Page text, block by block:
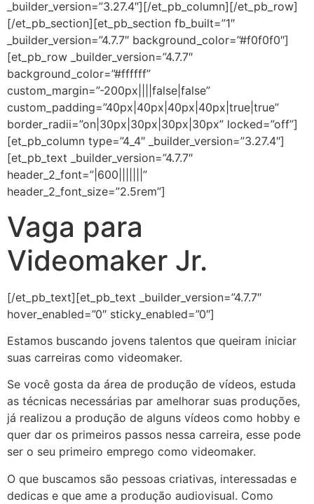
_builder_version=”3.27.4″][/et_pb_column][/et_pb_row]
[/et_pb_section][et_pb_section fb_built=”1″
_builder_version=”4.7.7″ background_color=”#f0f0f0″]
[et_pb_row _builder_version=”4.7.7″
background_color=”#ffffff”
custom_margin=”-200px||||false|false”
custom_padding=”40px|40px|40px|40px|true|true”
border_radii=”on|30px|30px|30px|30px” locked=”off”]
[et_pb_column type=”4_4″ _builder_version=”3.27.4″]
[et_pb_text _builder_version=”4.7.7″
header_2_font=”|600|||||||”
header_2_font_size=”2.5rem”]
Vaga para
Videomaker Jr.
[/et_pb_text][et_pb_text _builder_version=”4.7.7″
hover_enabled=”0″ sticky_enabled=”0″]
Estamos buscando jovens talentos que queiram iniciar
suas carreiras como videomaker.
Se você gosta da área de produção de vídeos, estuda
as técnicas necessárias par amelhorar suas produções,
já realizou a produção de alguns vídeos como hobby e
quer dar os primeiros passos nessa carreira, esse pode
ser o seu primeiro emprego como videomaker.
O que buscamos são pessoas criativas, interessadas e
dedicas e que ame a produção audiovisual. Como